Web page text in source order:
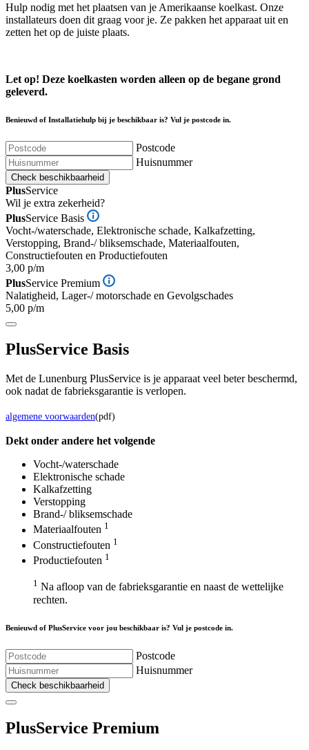
Hulp nodig met het plaatsen van je Amerikaanse koelkast. Onze
installateurs doen dit graag voor je. Ze pakken het apparaat uit en
zetten het op de juiste plaats.
Let op! Deze koelkasten worden alleen op de begane grond
geleverd.
Benieuwd of Installatiehulp bij je beschikbaar is? Vul je postcode in.
Postcode
Huisnummer
Check beschikbaarheid
PlusService
Wil je extra zekerheid?
PlusService Basis
Vocht-/waterschade, Elektronische schade, Kalkafzetting,
Verstopping, Brand-/ bliksemschade, Materiaalfouten,
Constructiefouten en Productiefouten
3,00 p/m
PlusService Premium
Nalatigheid, Lager-/ motorschade en Gevolgschades
5,00 p/m
PlusService Basis
Met de Lunenburg PlusService is je apparaat veel beter beschermd,
ook nadat de fabrieksgarantie is verlopen.
algemene voorwaarden(pdf)
Dekt onder andere het volgende
Vocht-/waterschade
Elektronische schade
Kalkafzetting
Verstopping
Brand-/ bliksemschade
Materiaalfouten 1
Constructiefouten 1
Productiefouten 1
1 Na afloop van de fabrieksgarantie en naast de wettelijke
rechten.
Benieuwd of PlusService voor jou beschikbaar is? Vul je postcode in.
Postcode
Huisnummer
Check beschikbaarheid
PlusService Premium